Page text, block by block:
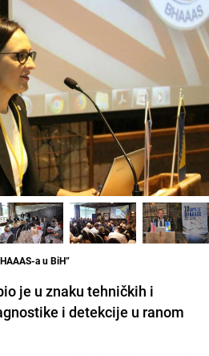
a u BiH”
je u znaku tehničkih i
i detekcije u ranom